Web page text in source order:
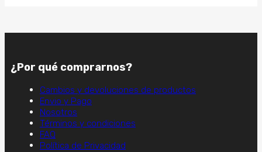
¿Por qué comprarnos?
Cambios y devoluciones de productos
Envio y Pago
Nosotros
Términos y condiciones
FAQ
Política de Privacidad